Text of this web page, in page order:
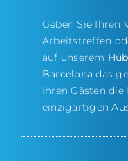
Geben Sie Ihren
Arbeitstreffen
auf unserem
Barcelona das
Ihren Gästen
einzigartigen